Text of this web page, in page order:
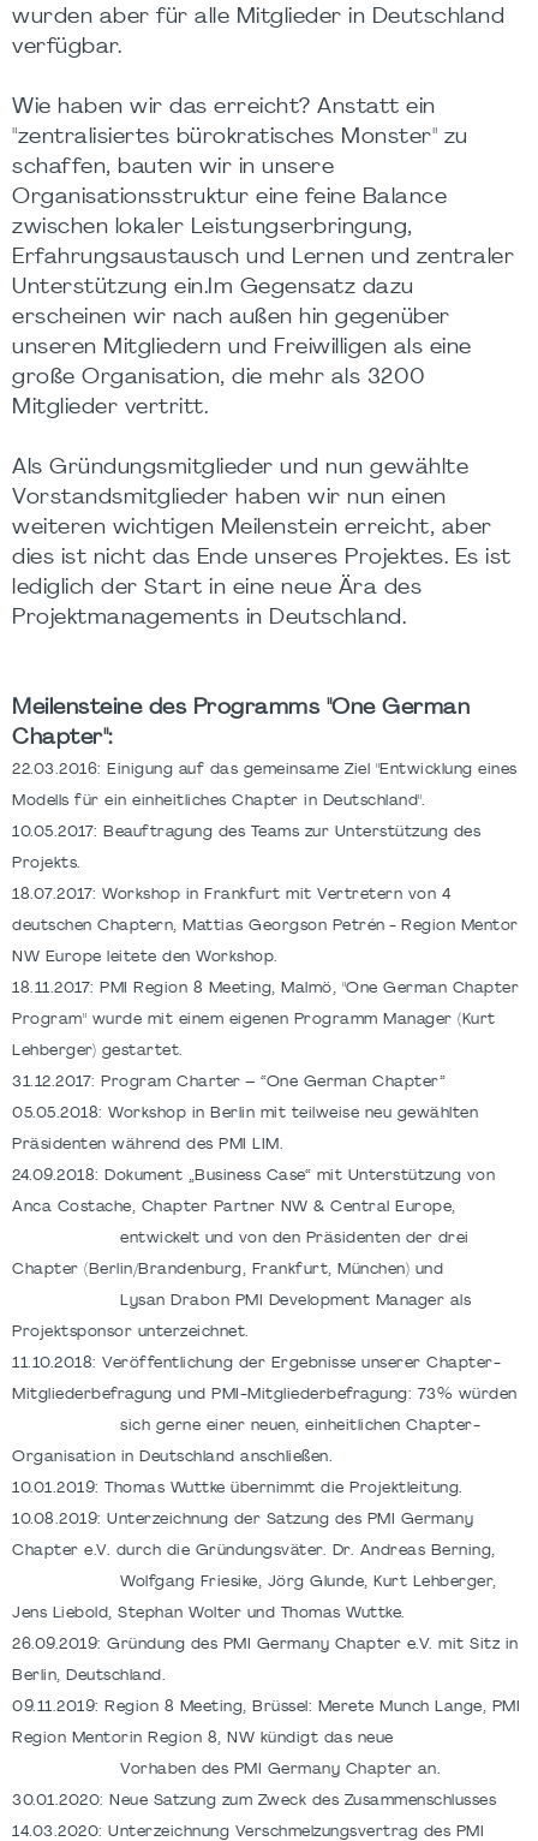
wurden aber für alle Mitglieder in Deutschland
verfügbar.
Wie haben wir das erreicht? Anstatt ein
"zentralisiertes bürokratisches Monster" zu
schaffen, bauten wir in unsere
Organisationsstruktur eine feine Balance
zwischen lokaler Leistungserbringung,
Erfahrungsaustausch und Lernen und zentraler
Unterstützung ein.Im Gegensatz dazu
erscheinen wir nach außen hin gegenüber
unseren Mitgliedern und Freiwilligen als eine
große Organisation, die mehr als 3200
Mitglieder vertritt.
Als Gründungsmitglieder und nun gewählte
Vorstandsmitglieder haben wir nun einen
weiteren wichtigen Meilenstein erreicht, aber
dies ist nicht das Ende unseres Projektes. Es ist
lediglich der Start in eine neue Ära des
Projektmanagements in Deutschland.
Meilensteine des Programms "One German
Chapter":
22.03.2016: Einigung auf das gemeinsame Ziel "Entwicklung eines
Modells für ein einheitliches Chapter in Deutschland".
10.05.2017: Beauftragung des Teams zur Unterstützung des
Projekts.
18.07.2017: Workshop in Frankfurt mit Vertretern von 4
deutschen Chaptern, Mattias Georgson Petrén - Region Mentor
NW Europe leitete den Workshop.
18.11.2017: PMI Region 8 Meeting, Malmö, "One German Chapter
Program" wurde mit einem eigenen Programm Manager (Kurt
Lehberger) gestartet.
31.12.2017: Program Charter – “One German Chapter”
05.05.2018: Workshop in Berlin mit teilweise neu gewählten
Präsidenten während des PMI LIM.
24.09.2018: Dokument „Business Case“ mit Unterstützung von
Anca Costache, Chapter Partner NW & Central Europe,
entwickelt und von den Präsidenten der drei
Chapter (Berlin/Brandenburg, Frankfurt, München) und
Lysan Drabon PMI Development Manager als
Projektsponsor unterzeichnet.
11.10.2018: Veröffentlichung der Ergebnisse unserer Chapter-
Mitgliederbefragung und PMI-Mitgliederbefragung: 73% würden
sich gerne einer neuen, einheitlichen Chapter-
Organisation in Deutschland anschließen.
10.01.2019: Thomas Wuttke übernimmt die Projektleitung.
10.08.2019: Unterzeichnung der Satzung des PMI Germany
Chapter e.V. durch die Gründungsväter. Dr. Andreas Berning,
Wolfgang Friesike, Jörg Glunde, Kurt Lehberger,
Jens Liebold, Stephan Wolter und Thomas Wuttke.
26.09.2019: Gründung des PMI Germany Chapter e.V. mit Sitz in
Berlin, Deutschland.
09.11.2019: Region 8 Meeting, Brüssel: Merete Munch Lange, PMI
Region Mentorin Region 8, NW kündigt das neue
Vorhaben des PMI Germany Chapter an.
30.01.2020: Neue Satzung zum Zweck des Zusammenschlusses
14.03.2020: Unterzeichnung Verschmelzungsvertrag des PMI